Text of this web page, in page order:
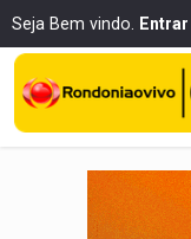
Seja Bem vindo. Entrar